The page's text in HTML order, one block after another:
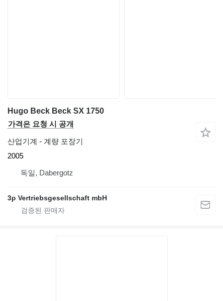
Hugo Beck Beck SX 1750
가격은 요청 시 공개
산업기계 - 계량 포장기
2005
독일, Dabergotz
3p Vertriebsgesellschaft mbH